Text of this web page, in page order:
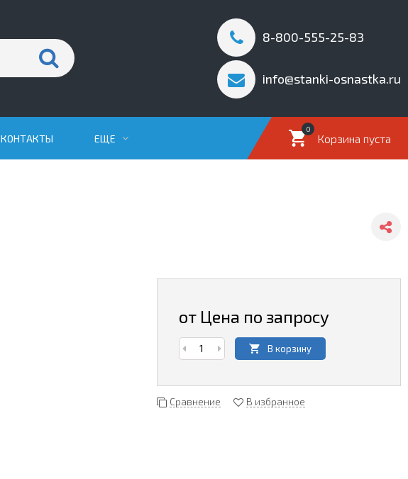
8-800-555-25-83
info@stanki-osnastka.ru
Корзина пуста
0
КОНТАКТЫ ЕЩЕ
от Цена по запросу
В корзину
Сравнение В избранное